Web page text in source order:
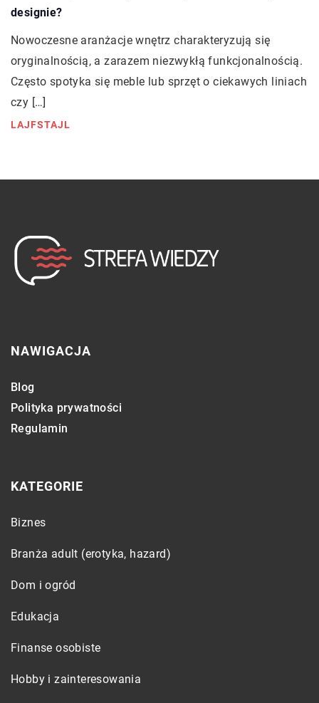
designie?
Nowoczesne aranżacje wnętrz charakteryzują się
oryginalnością, a zarazem niezwykłą funkcjonalnością.
Często spotyka się meble lub sprzęt o ciekawych liniach
czy […]
LAJFSTAJL
NAWIGACJA
Blog
Polityka prywatności
Regulamin
KATEGORIE
Biznes
Branża adult (erotyka, hazard)
Dom i ogród
Edukacja
Finanse osobiste
Hobby i zainteresowania